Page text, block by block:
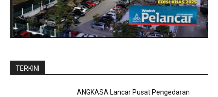
TERKINI
ANGKASA Lancar Pusat Pengedaran